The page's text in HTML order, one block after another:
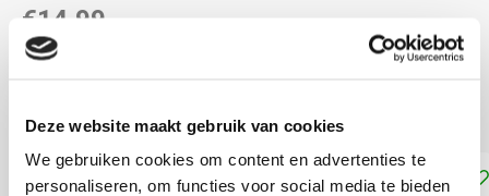
Deze website maakt gebruik van cookies
We gebruiken cookies om content en advertenties te
personaliseren, om functies voor social media te bieden
€14,99
DIRECT LEVERBAAR
Dekkracht: Dekkend Lees meer
Toevoegen aan winkelwagen